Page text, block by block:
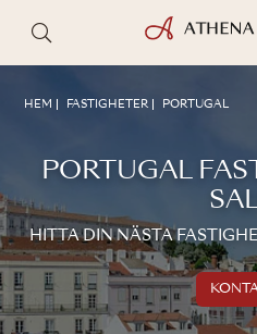
HEM FASTIGHETER PORTUGAL
PORTUGAL
HITTA DIN NÄSTA